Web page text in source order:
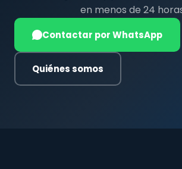
en menos de 24
Contactar por WhatsApp
Quiénes somos